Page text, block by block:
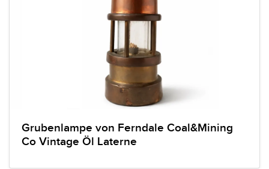
Grubenlampe von Ferndale Coal&Mining
Co Vintage Öl Laterne